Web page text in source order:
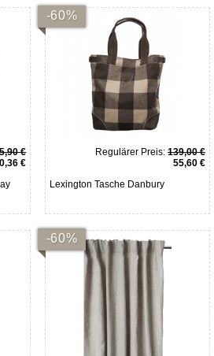
€
€
-60%
Regulärer Preis: 139,00 €
55,60 €
Lexington Tasche Danbury
-60%